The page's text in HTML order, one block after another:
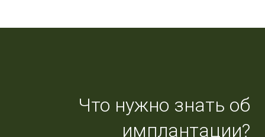
Что нужно знать об
имплантации?